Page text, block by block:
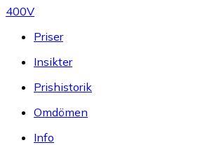
400V
Priser
Insikter
Prishistorik
Omdömen
Info